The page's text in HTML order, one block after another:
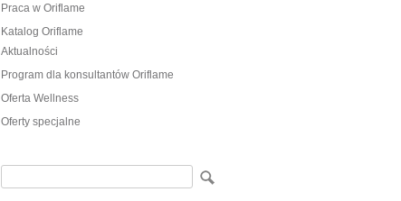
Praca w Oriflame
Katalog Oriflame
Aktualności
Program dla konsultantów Oriflame
Oferta Wellness
Oferty specjalne